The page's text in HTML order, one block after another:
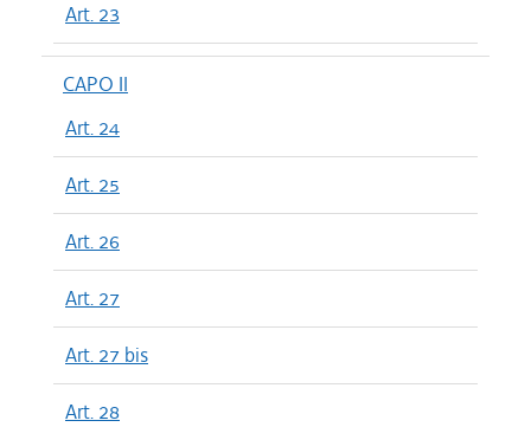
Art. 23
CAPO II
Art. 24
Art. 25
Art. 26
Art. 27
Art. 27 bis
Art. 28